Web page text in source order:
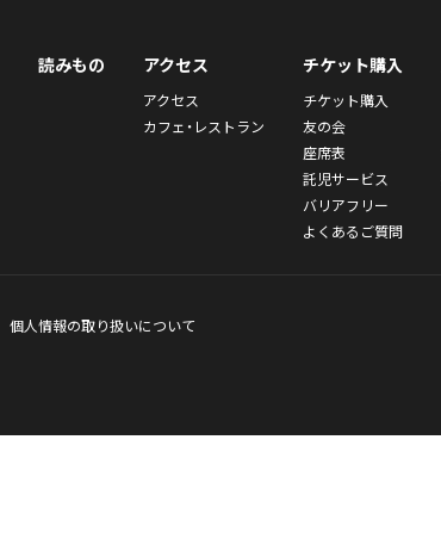
読みもの アクセス
アクセス
カフェ・レストラン
チケット購入
チケット購入
友の会
座席表
託児サービス
バリアフリー
よくあるご質問
個人情報の取り扱いについて